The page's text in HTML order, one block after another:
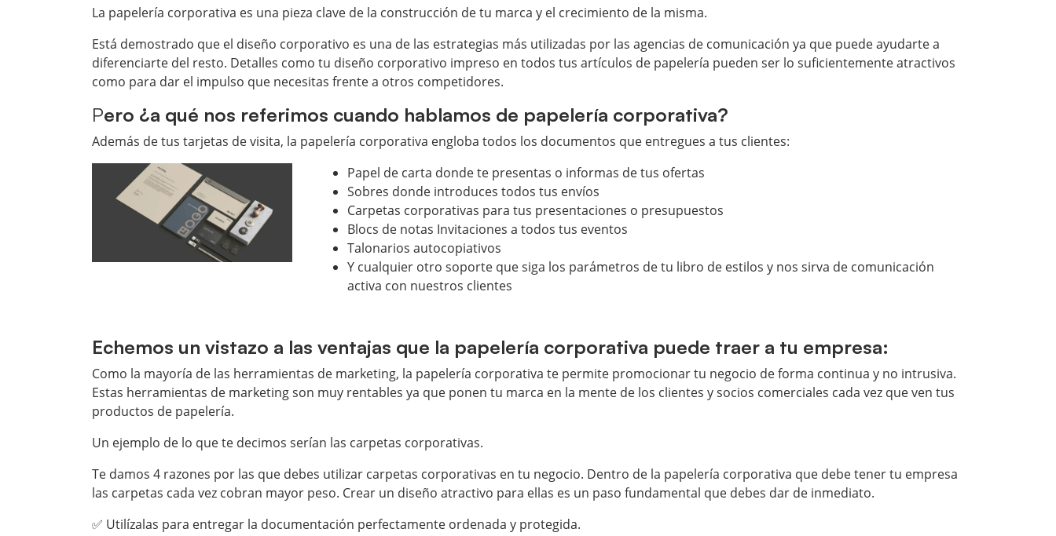
La papelería corporativa es una pieza clave de la construcción de tu marca y el crecimiento de la misma.
Está demostrado que el diseño corporativo es una de las estrategias más utilizadas por las agencias de comunicación ya que puede ayudarte a
diferenciarte del resto. Detalles como tu diseño corporativo impreso en todos tus artículos de papelería pueden ser lo suficientemente atractivos
como para dar el impulso que necesitas frente a otros competidores.
Pero ¿a qué nos referimos cuando hablamos de papelería corporativa?
Además de tus tarjetas de visita, la papelería corporativa engloba todos los documentos que entregues a tus clientes:
Papel de carta donde te presentas o informas de tus ofertas
Sobres donde introduces todos tus envíos
Carpetas corporativas para tus presentaciones o presupuestos
Blocs de notas Invitaciones a todos tus eventos
Talonarios autocopiativos
Y cualquier otro soporte que siga los parámetros de tu libro de estilos y nos sirva de comunicación
activa con nuestros clientes
Echemos un vistazo a las ventajas que la papelería corporativa puede traer a tu empresa:
Como la mayoría de las herramientas de marketing, la papelería corporativa te permite promocionar tu negocio de forma continua y no intrusiva.
Estas herramientas de marketing son muy rentables ya que ponen tu marca en la mente de los clientes y socios comerciales cada vez que ven tus
productos de papelería.
Un ejemplo de lo que te decimos serían las carpetas corporativas.
Te damos 4 razones por las que debes utilizar carpetas corporativas en tu negocio. Dentro de la papelería corporativa que debe tener tu empresa
las carpetas cada vez cobran mayor peso. Crear un diseño atractivo para ellas es un paso fundamental que debes dar de inmediato.
✅ Utilízalas para entregar la documentación perfectamente ordenada y protegida.